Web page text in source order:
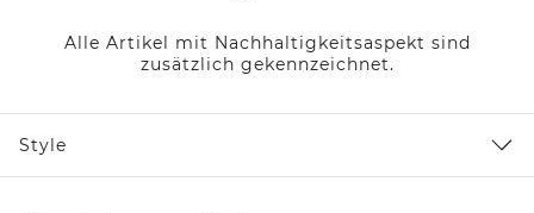
Alle Artikel mit Nachhaltigkeitsaspekt sind
zusätzlich gekennzeichnet.
Style